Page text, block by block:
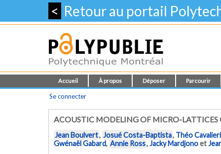
< Retour au portail
Accueil À propos Déposer Parcourir
Se connecter
ACOUSTIC MODELING OF MICRO-
Jean Boulvert, Josué Costa-Baptista, Théo Cavalieri
Gwénaël Gabard, Annie Ross,Jacky Mardjonoet